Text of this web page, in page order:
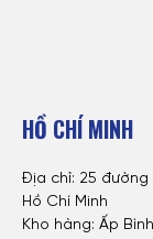
HỒ CHÍ MINH
Địa chỉ: 25 đường
Hồ Chí Minh
Kho hàng: Ấp